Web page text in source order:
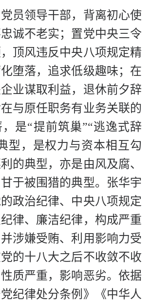
员领导干部，背离初心使
诚不老实；置党中央三令
顶风违反中央八项规定精
堕落，追求低级趣味；在
业谋取利益，退休前夕辞
与原任职务有业务关联的
是“提前筑巢”“逃逸式辞
型，是权力与资本相互勾
的典型，亦是由风及腐、
于被围猎的典型。张华宇
政治纪律、中央八项规定
律、廉洁纪律，构成严重
涉嫌受贿、利用影响力受
的十八大之后不收敛不收
质严重，影响恶劣。依据
党纪律处分条例》《中华人